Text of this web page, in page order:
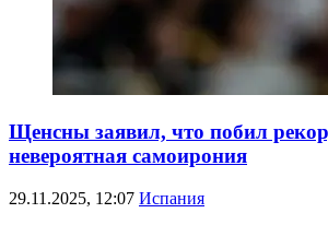
Щенсны заявил, что побил
невероятная самоирония
29.11.2025, 12:07 Испания